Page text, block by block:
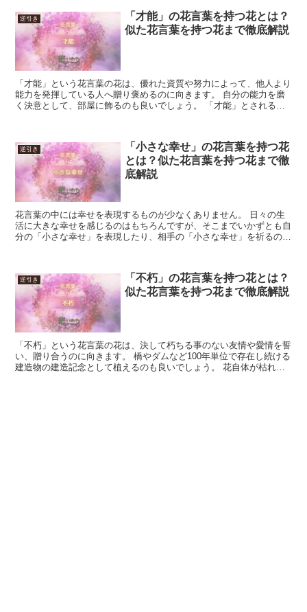
逆引き
「才能」の花言葉を持つ花とは？
似た花言葉を持つ花まで徹底解説
「才能」という花言葉の花は、優れた資質や努力によって、他人より
能力を発揮している人へ贈り褒めるのに向きます。 自分の能力を磨
く決意として、部屋に飾るのも良いでしょう。 「才能」とされるも
逆引き
「小さな幸せ」の花言葉を持つ花
とは？似た花言葉を持つ花まで徹
底解説
花言葉の中には幸せを表現するものが少なくありません。 日々の生
活に大きな幸せを感じるのはもちろんですが、そこまでいかずとも自
分の「小さな幸せ」を表現したり、相手の「小さな幸せ」を祈るのに
逆引き
「不朽」の花言葉を持つ花とは？
似た花言葉を持つ花まで徹底解説
「不朽」という花言葉の花は、決して朽ちる事のない友情や愛情を誓
い、贈り合うのに向きます。 橋やダムなど100年単位で存在し続ける
建造物の建造記念として植えるのも良いでしょう。 花自体が枯れて